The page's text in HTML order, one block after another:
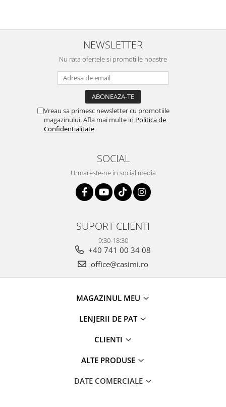
NEWSLETTER
Nu rata ofertele si promotiile noastre
Vreau sa primesc newsletter cu promotiile
magazinului. Afla mai multe in Politica de
Confidentialitate
SOCIAL
Urmareste-ne in social media
SUPORT CLIENTI
9:30-18:30
+40 741 00 34 08
office@casimi.ro
MAGAZINUL MEU
LENJERII DE PAT
CLIENTI
ALTE PRODUSE
DATE COMERCIALE